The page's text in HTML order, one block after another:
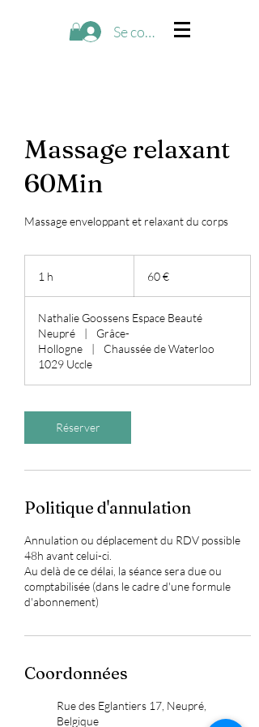
Se connecter
Massage relaxant
60Min
Massage enveloppant et relaxant du corps
1 h 60 €
Nathalie Goossens Espace Beauté
Neupré
|
Grâce-
Hollogne
|
Chaussée de Waterloo
1029 Uccle
Réserver
Politique d'annulation
Annulation ou déplacement du RDV possible
48h avant celui-ci.
Au delà de ce délai, la séance sera due ou
comptabilisée (dans le cadre d'une formule
d'abonnement)
Coordonnées
Rue des Eglantiers 17, Neupré,
Belgique